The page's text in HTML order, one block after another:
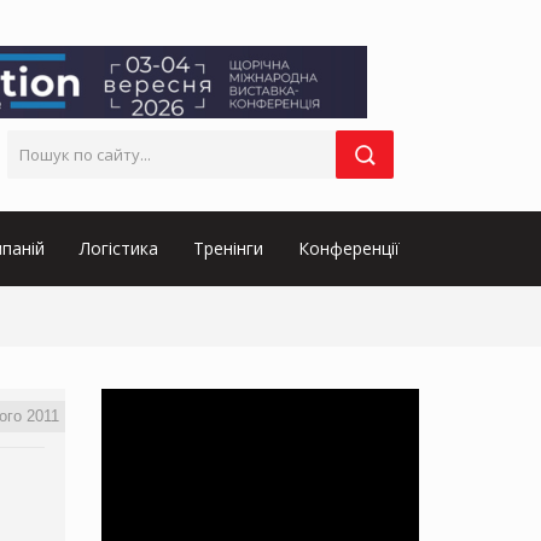
Логістика Тренінги Конференції
2011